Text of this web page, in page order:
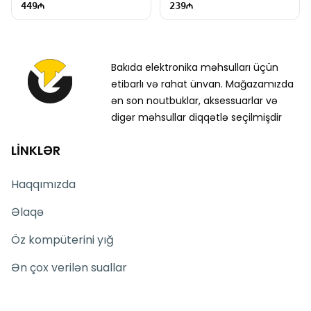
449 239
Bakıda elektronika məhsulları üçün
etibarlı və rahat ünvan. Mağazamızda
ən son noutbuklar, aksessuarlar və
digər məhsullar diqqətlə seçilmişdir
LİNKLƏR
Haqqımızda
Əlaqə
Öz kompüterini yığ
Ən çox verilən suallar